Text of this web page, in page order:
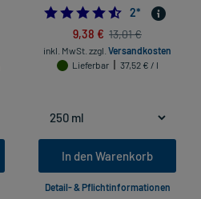
4.5
2*
9,38 € 13,01 €
inkl. MwSt. zzgl. Versandkosten
Lieferbar
37,52 € / l
In den Warenkorb
Detail- & Pflichtinformationen